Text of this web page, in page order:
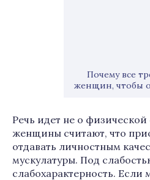
Почему все
женщин, чтобы
Речь идет не о
женщины считают, что
отдавать личностным
мускулатуры. Под
слабохарактерность.